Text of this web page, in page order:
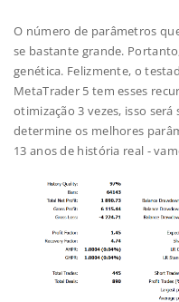
O número de parâmetros
se bastante grande.
genética. Felizmente, o
MetaTrader 5 tem esses
otimização 3 vezes, isso
determine os melhores
13 anos de história real -